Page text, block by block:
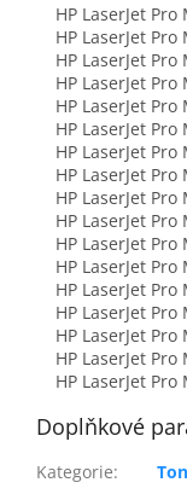
HP LaserJet Pro
HP LaserJet Pro
HP LaserJet Pro
HP LaserJet Pro
HP LaserJet Pro
HP LaserJet Pro
HP LaserJet Pro
HP LaserJet Pro
HP LaserJet Pro
HP LaserJet Pro
HP LaserJet Pro
HP LaserJet Pro
HP LaserJet Pro
HP LaserJet Pro
HP LaserJet Pro
HP LaserJet Pro
HP LaserJet Pro
Doplňkové
Kategorie: